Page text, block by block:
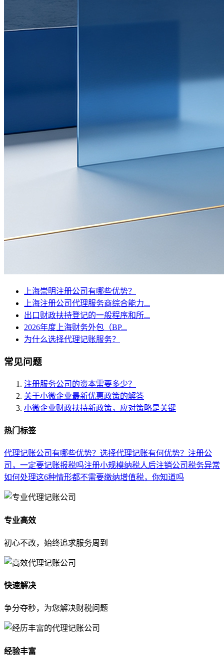
上海崇明注册公司有哪些优势？
上海注册公司代理服务商综合能力...
出口财政扶持登记的一般程序和所...
2026年度上海财务外包（BP...
为什么选择代理记账服务？
常见问题
注册服务公司的资本需要多少？
关于小微企业最新优惠政策的解答
小微企业财政扶持新政策，应对策略是关键
热门标签
代理记账公司有哪些优势？ 选择代理记账有何优势？ 注册公
司，一定要记账报税吗注册小规模纳税人后注销公司税务异常
如何处理这6种情形都不需要缴纳增值税，你知道吗
专业高效
初心不改，始终追求服务周到
快速解决
争分夺秒，为您解决财税问题
经验丰富